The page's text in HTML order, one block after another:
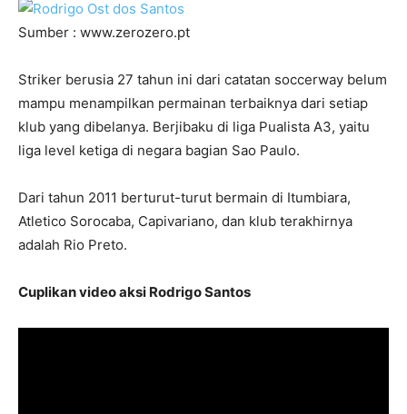
Sumber : www.zerozero.pt
Striker berusia 27 tahun ini dari catatan soccerway belum
mampu menampilkan permainan terbaiknya dari setiap
klub yang dibelanya. Berjibaku di liga Pualista A3, yaitu
liga level ketiga di negara bagian Sao Paulo.
Dari tahun 2011 berturut-turut bermain di Itumbiara,
Atletico Sorocaba, Capivariano, dan klub terakhirnya
adalah Rio Preto.
Cuplikan video aksi Rodrigo Santos